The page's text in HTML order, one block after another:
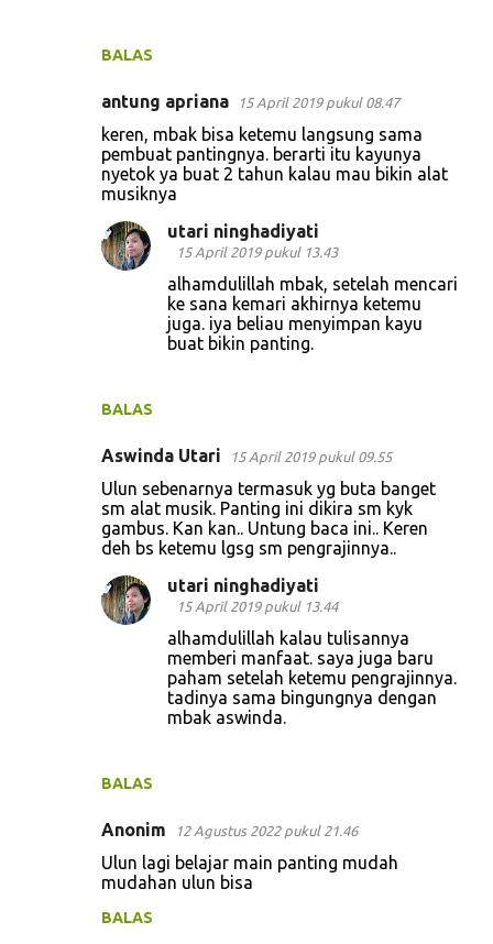
BALAS
antung apriana 15 April 2019 pukul 08.47
keren, mbak bisa ketemu langsung sama
pembuat pantingnya. berarti itu kayunya
nyetok ya buat 2 tahun kalau mau bikin alat
musiknya
BALAS
utari ninghadiyati
15 April 2019 pukul 13.43
alhamdulillah mbak, setelah mencari
ke sana kemari akhirnya ketemu
juga. iya beliau menyimpan kayu
buat bikin panting.
Aswinda Utari 15 April 2019 pukul 09.55
Ulun sebenarnya termasuk yg buta banget
sm alat musik. Panting ini dikira sm kyk
gambus. Kan kan.. Untung baca ini.. Keren
deh bs ketemu lgsg sm pengrajinnya..
BALAS
utari ninghadiyati
15 April 2019 pukul 13.44
alhamdulillah kalau tulisannya
memberi manfaat. saya juga baru
paham setelah ketemu pengrajinnya.
tadinya sama bingungnya dengan
mbak aswinda.
Anonim 12 Agustus 2022 pukul 21.46
Ulun lagi belajar main panting mudah
mudahan ulun bisa
BALAS